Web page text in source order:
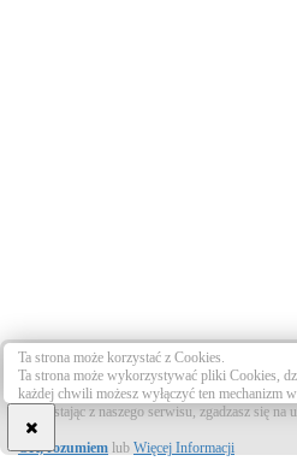
Ta strona może korzystać z Cookies.
Ta strona może wykorzystywać pliki Cookies,
każdej chwili możesz wyłączyć ten mechanizm
Korzystając z naszego serwisu, zgadzasz się
OK, rozumiem lub Więcej Informacji